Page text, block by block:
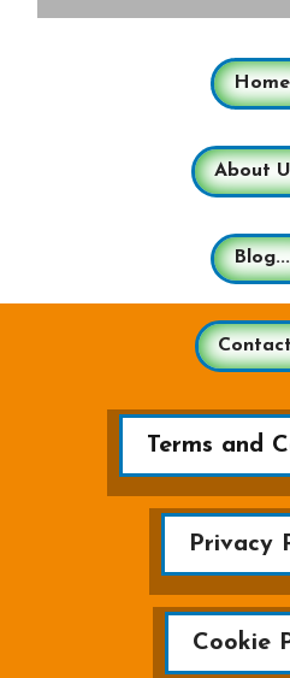
About
Terms and
Privacy
Cookie